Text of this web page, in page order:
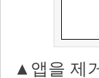
▲앱을 제